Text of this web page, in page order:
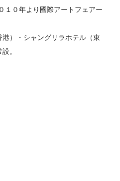
１０年より國際アートフェアー
）・シャングリラホテル（東
。